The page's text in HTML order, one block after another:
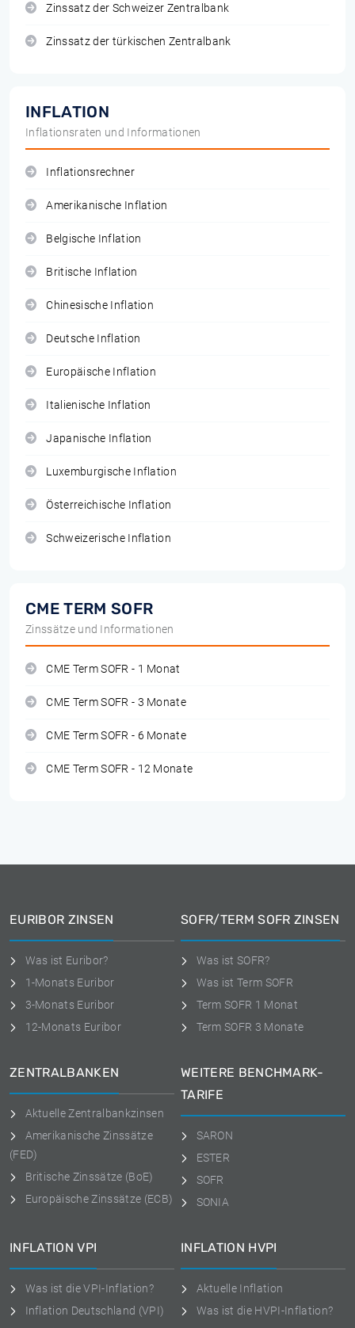
Zinssatz der Schweizer Zentralbank
Zinssatz der türkischen Zentralbank
INFLATION
Inflationsraten und Informationen
Inflationsrechner
Amerikanische Inflation
Belgische Inflation
Britische Inflation
Chinesische Inflation
Deutsche Inflation
Europäische Inflation
Italienische Inflation
Japanische Inflation
Luxemburgische Inflation
Österreichische Inflation
Schweizerische Inflation
CME TERM SOFR
Zinssätze und Informationen
CME Term SOFR - 1 Monat
CME Term SOFR - 3 Monate
CME Term SOFR - 6 Monate
CME Term SOFR - 12 Monate
EURIBOR ZINSEN
Was ist Euribor?
1-Monats Euribor
3-Monats Euribor
12-Monats Euribor
SOFR/TERM SOFR ZINSEN
Was ist SOFR?
Was ist Term SOFR
Term SOFR 1 Monat
Term SOFR 3 Monate
ZENTRALBANKEN
Aktuelle Zentralbankzinsen
Amerikanische Zinssätze
(FED)
Britische Zinssätze (BoE)
Europäische Zinssätze (ECB)
WEITERE BENCHMARK-
TARIFE
SARON
ESTER
SOFR
SONIA
INFLATION VPI
Was ist die VPI-Inflation?
Inflation Deutschland (VPI)
INFLATION HVPI
Aktuelle Inflation
Was ist die HVPI-Inflation?